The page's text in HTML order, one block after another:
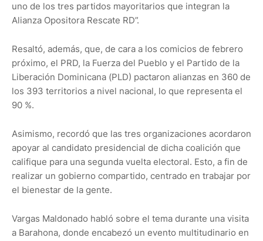
uno de los tres partidos mayoritarios que integran la
Alianza Opositora Rescate RD”.
Resaltó, además, que, de cara a los comicios de febrero
próximo, el PRD, la Fuerza del Pueblo y el Partido de la
Liberación Dominicana (PLD) pactaron alianzas en 360 de
los 393 territorios a nivel nacional, lo que representa el
90 %.
Asimismo, recordó que las tres organizaciones acordaron
apoyar al candidato presidencial de dicha coalición que
califique para una segunda vuelta electoral. Esto, a fin de
realizar un gobierno compartido, centrado en trabajar por
el bienestar de la gente.
Vargas Maldonado habló sobre el tema durante una visita
a Barahona, donde encabezó un evento multitudinario en